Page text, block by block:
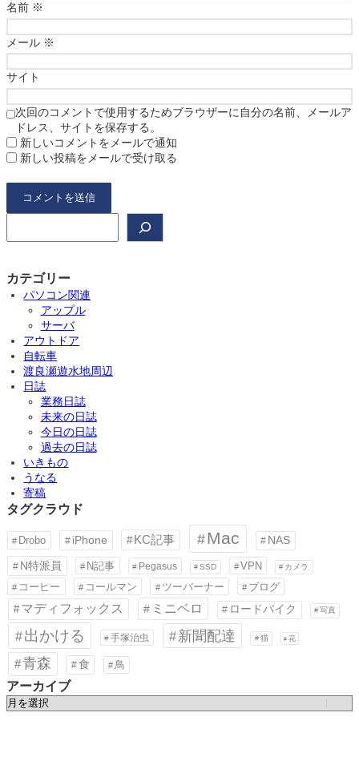
名前 ※
メール ※
サイト
次回のコメントで使用するためブラウザーに自分の名前、メールア
ドレス、サイトを保存する。
新しいコメントをメールで通知
新しい投稿をメールで受け取る
カテゴリー
パソコン関連
アップル
サーバ
アウトドア
自転車
渡良瀬遊水地周辺
日誌
業務日誌
未来の日誌
今日の日誌
過去の日誌
いきもの
うなる
寄稿
タグクラウド
Drobo iPhone KC記事 Mac NAS
N特派員 N記事 Pegasus SSD VPN カメラ
コーヒー コールマン ツーバーナー ブログ
マディフォックス ミニベロ ロードバイク 写真
出かける 手塚治虫 新聞配達 猫 花
青森 食 鳥
アーカイブ
ア